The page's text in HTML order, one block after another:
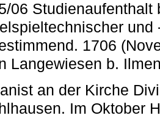
06
1706
Langewiesen b.
an der Kirche
Im Oktober